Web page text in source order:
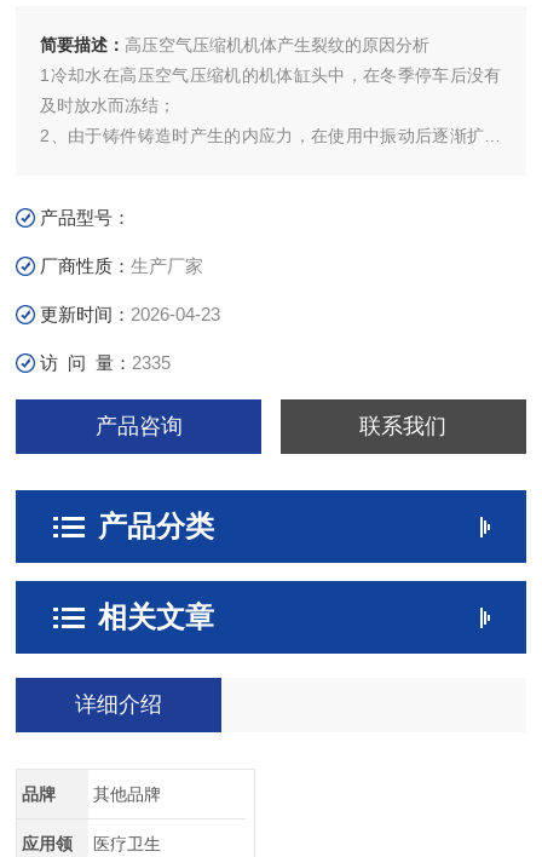
简要描述： 高压空气压缩机机体产生裂纹的原因分析
1冷却水在高压空气压缩机的机体缸头中，在冬季停车后没有
及时放水而冻结；
2、由于铸件铸造时产生的内应力，在使用中振动后逐渐扩大
3、由于发生机械事故而引起的，如活塞破裂、连杆螺钉折
断，造成连杆折断脱落，或曲轴上的平衡铁飞出打坏机体或气
检查方法有如下几种：
1、渗透煤油法：检查时，先用浸透煤油的棉纱头
产品型号：
厂商性质：生产厂家
更新时间： 2026-04-23
访 问 量： 2335
产品咨询 联系我们
产品分类
相关文章
详细介绍
品牌 其他品牌
应用领
医疗卫生